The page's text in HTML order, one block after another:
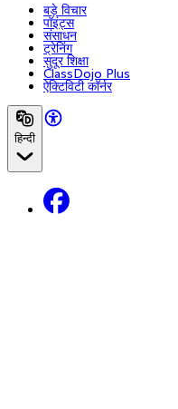
बड़े विचार
पॉइंट्स
संसाधन
ट्रेनिंग
सुदूर शिक्षा
ClassDojo Plus
ऐक्टिविटी कॉर्नर
हिन्दी
Facebook